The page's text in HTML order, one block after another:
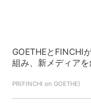
GOETHEとFINCHI
組み、新メディアを
PR(FINCHI on GOETHE)